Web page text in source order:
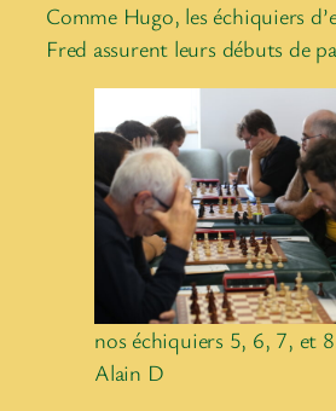
Comme Hugo, les échiquiers
Fred assurent leurs débuts de
nos échiquiers 5, 6, 7, et
Alain D